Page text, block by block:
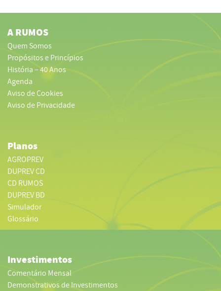
A RUMOS
Quem Somos
Propósitos e Princípios
História – 40 Anos
Agenda
Aviso de Cookies
Aviso de Privacidade
Planos
AGROPREV
DUPREV CD
CD RUMOS
DUPREV BD
Simulador
Glossário
Investimentos
Comentário Mensal
Demonstrativos de Investimentos